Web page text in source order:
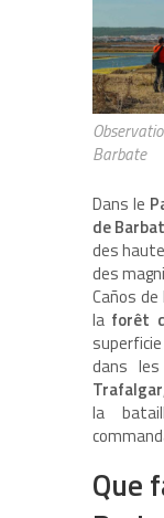
Barbate
Dans le
de
des
des
Caños
la forêt
dans les
Trafalgar
la
Que